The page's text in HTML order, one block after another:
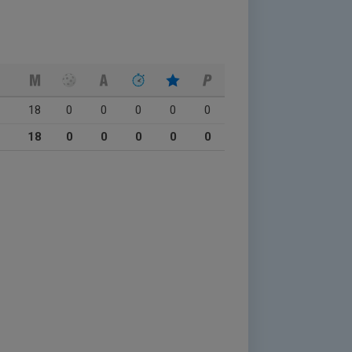
18 0 0 0 0
0
18 0 0 0 0 0